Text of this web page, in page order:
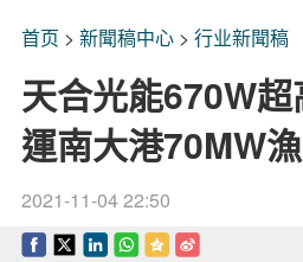
首页 > 新聞稿中心> 行业新聞稿
天合光能670W
運南大港70MW
2021-11-04 22:50